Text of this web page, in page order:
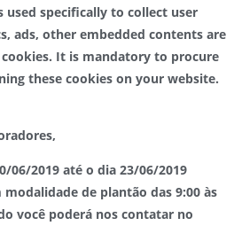
specifically to collect user
ads, other embedded contents are
It is mandatory to procure
these cookies on your website.
06/2019 até o dia 23/06/2019
de plantão das 9:00 às
você poderá nos contatar no